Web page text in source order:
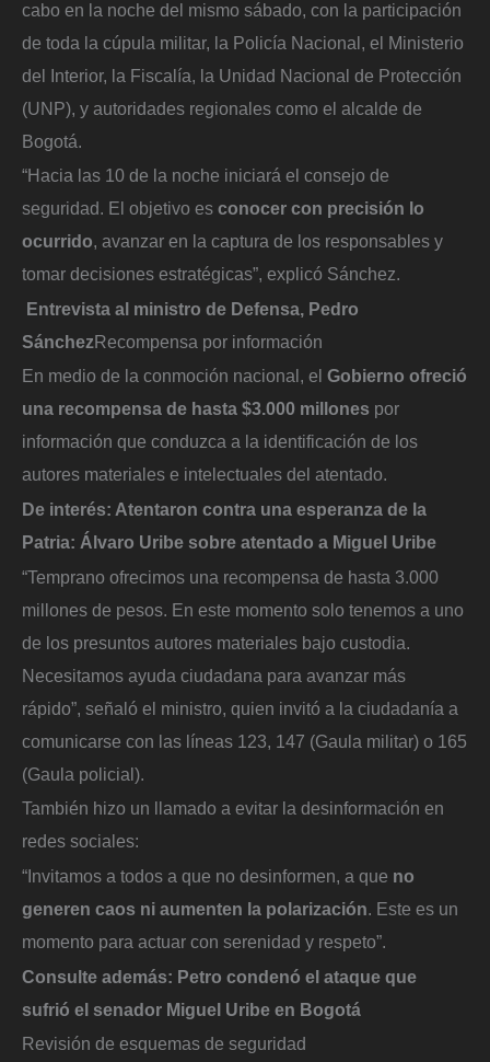
cabo en la noche del mismo sábado, con la participación
de toda la cúpula militar, la Policía Nacional, el Ministerio
del Interior, la Fiscalía, la Unidad Nacional de Protección
(UNP), y autoridades regionales como el alcalde de
Bogotá.
“Hacia las 10 de la noche iniciará el consejo de
seguridad. El objetivo es conocer con precisión lo
ocurrido, avanzar en la captura de los responsables y
tomar decisiones estratégicas”, explicó Sánchez.
Entrevista al ministro de Defensa, Pedro
SánchezRecompensa por información
En medio de la conmoción nacional, el Gobierno ofreció
una recompensa de hasta $3.000 millones por
información que conduzca a la identificación de los
autores materiales e intelectuales del atentado.
De interés: Atentaron contra una esperanza de la
Patria: Álvaro Uribe sobre atentado a Miguel Uribe
“Temprano ofrecimos una recompensa de hasta 3.000
millones de pesos. En este momento solo tenemos a uno
de los presuntos autores materiales bajo custodia.
Necesitamos ayuda ciudadana para avanzar más
rápido”, señaló el ministro, quien invitó a la ciudadanía a
comunicarse con las líneas 123, 147 (Gaula militar) o 165
(Gaula policial).
También hizo un llamado a evitar la desinformación en
redes sociales:
“Invitamos a todos a que no desinformen, a que no
generen caos ni aumenten la polarización. Este es un
momento para actuar con serenidad y respeto”.
Consulte además: Petro condenó el ataque que
sufrió el senador Miguel Uribe en Bogotá
Revisión de esquemas de seguridad